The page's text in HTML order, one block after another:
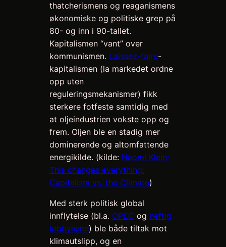
thatcherismens og reaganismens
økonomiske og politiske grep på
80- og inn i 90-tallet.
Kapitalismen “vant” over
kommunismen. Laissez-faire-
kapitalismen (la markedet ordne
opp uten
reguleringsmekanismer) fikk
sterkere fotfeste samtidig med
at oljeindustrien vokste opp og
frem. Oljen ble en stadig mer
dominerende og altomfattende
energikilde. (kilde: Naomi Klein;
This changes everything:
Capitalism vs. the Climate)
Med sterk politisk global
innflytelse (bl.a. OPEC og heftig
lobbyisme) ble både tiltak mot
klimautslipp, og en